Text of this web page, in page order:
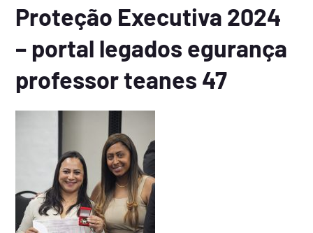
Proteção Executiva 2024
– portal legados egurança
professor teanes 47